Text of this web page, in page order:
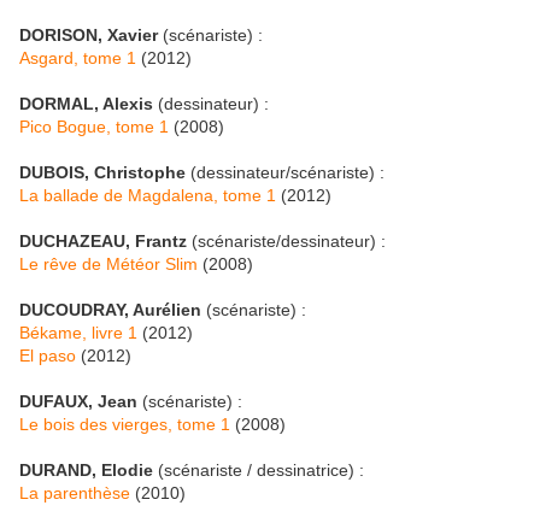
DORISON, Xavier(scénariste) :
Asgard, tome 1 (2012)
DORMAL, Alexis (dessinateur) :
Pico Bogue, tome 1 (2008)
DUBOIS, Christophe (dessinateur/scénariste) :
La ballade de Magdalena, tome 1 (2012)
DUCHAZEAU, Frantz (scénariste/dessinateur) :
Le rêve de Météor Slim (2008)
DUCOUDRAY, Aurélien (scénariste) :
Békame, livre 1 (2012)
El paso (2012)
DUFAUX, Jean (scénariste) :
Le bois des vierges, tome 1 (2008)
DURAND, Elodie (scénariste / dessinatrice) :
La parenthèse (2010)